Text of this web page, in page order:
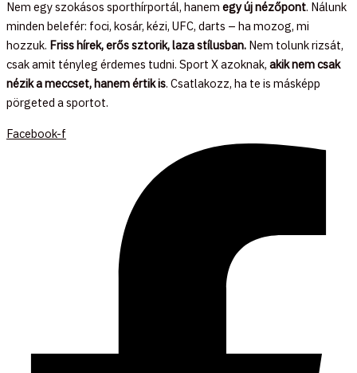
Nem egy szokásos sporthírportál, hanem egy új nézőpont. Nálunk
minden belefér: foci, kosár, kézi, UFC, darts – ha mozog, mi
hozzuk. Friss hírek, erős sztorik, laza stílusban. Nem tolunk rizsát,
csak amit tényleg érdemes tudni. Sport X azoknak, akik nem csak
nézik a meccset, hanem értik is. Csatlakozz, ha te is másképp
pörgeted a sportot.
Facebook-f